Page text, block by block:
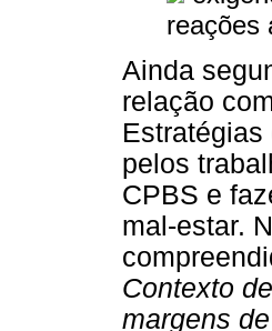
reações
Ainda
relação
pelos
CPBS e
mal-estar.
Contexto
margens